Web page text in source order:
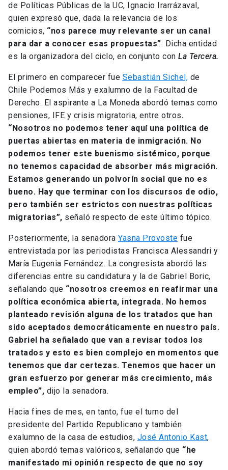
de Políticas Públicas de la UC, Ignacio Irarrázaval,
quien expresó que, dada la relevancia de los
comicios, “nos parece muy relevante ser un canal
para dar a conocer esas propuestas”. Dicha entidad
es la organizadora del ciclo, en conjunto con La Tercera.
El primero en comparecer fue Sebastián Sichel, de
Chile Podemos Más y exalumno de la Facultad de
Derecho. El aspirante a La Moneda abordó temas como
pensiones, IFE y crisis migratoria, entre otros.
“Nosotros no podemos tener aquí una política de
puertas abiertas en materia de inmigración. No
podemos tener este buenismo sistémico, porque
no tenemos capacidad de absorber más migración.
Estamos generando un polvorín social que no es
bueno. Hay que terminar con los discursos de odio,
pero también ser estrictos con nuestras políticas
migratorias”, señaló respecto de este último tópico.
Posteriormente, la senadora Yasna Provoste fue
entrevistada por las periodistas Francisca Alessandri y
María Eugenia Fernández. La congresista abordó las
diferencias entre su candidatura y la de Gabriel Boric,
señalando que “nosotros creemos en reafirmar una
política económica abierta, integrada. No hemos
planteado revisión alguna de los tratados que han
sido aceptados democráticamente en nuestro país.
Gabriel ha señalado que van a revisar todos los
tratados y esto es bien complejo en momentos que
tenemos que dar certezas. Tenemos que hacer un
gran esfuerzo por generar más crecimiento, más
empleo”, dijo la senadora.
Hacia fines de mes, en tanto, fue el turno del
presidente del Partido Republicano y también
exalumno de la casa de estudios, José Antonio Kast,
quien abordó temas valóricos, señalando que “he
manifestado mi opinión respecto de que no soy